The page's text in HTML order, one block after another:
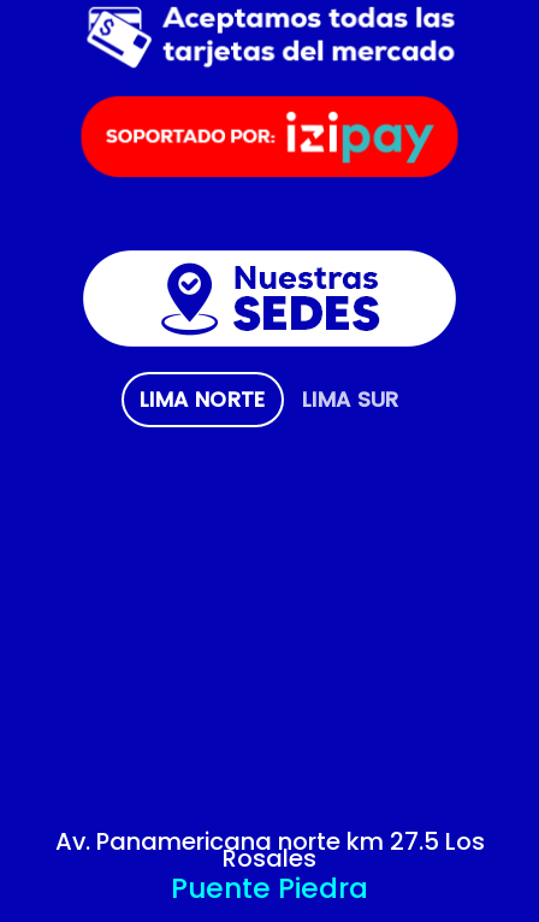
LIMA NORTE LIMA SUR
Av. Panamericana norte km 27.5 Los
Rosales
Puente Piedra